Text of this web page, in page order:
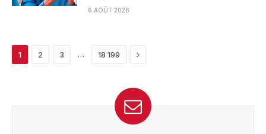
6 AOÛT 2026
1 2 3 … 18 199 Next